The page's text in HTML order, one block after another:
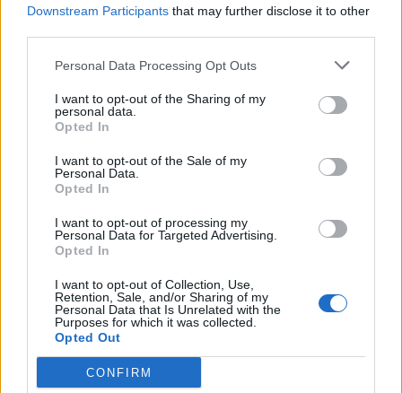
Downstream Participants that may further disclose it to other
Personal Data Processing Opt Outs
I want to opt-out of the Sharing of my
personal data.
Opted In
I want to opt-out of the Sale of my
Personal Data.
Opted In
I want to opt-out of processing my
Personal Data for Targeted Advertising.
Opted In
I want to opt-out of Collection, Use,
Retention, Sale, and/or Sharing of my
Personal Data that Is Unrelated with the
Purposes for which it was collected.
Opted Out
CONFIRM
12:39
Xειροπέδες σε 16χρονο στη Φλωρεντία για την
κίνητρο
Από τον αργαλειό στο εφτάζυμο: Η Κασταμονίτσα
τρεις ανθρωποκτονίες στην Ελλάδα
Λακωνία: Θανατηφόρο τροχαίο στον Κλαδά
Με τα σκάφη τους έσωσαν δεκάδες ανθρώπους - Το
"ευχαριστώ" στους ιδιώτες που συνέδραμαν στην
πυρκαγιά του Αγίου Βασιλείου